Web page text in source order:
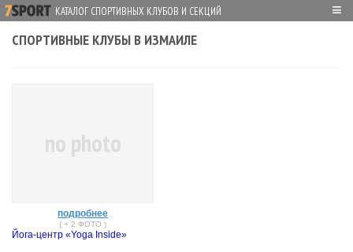
КАТАЛОГ СПОРТИВНЫХ КЛУБОВ И СЕКЦИЙ ≡
СПОРТИВНЫЕ КЛУБЫ В ИЗМАИЛЕ
no photo
подробнее
( + 2 ФОТО )
Йога-центр «Yoga Inside»